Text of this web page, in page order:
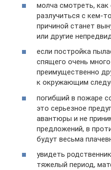
молча смотреть,
разлучиться с кем-
причиной станет
или другие
если постройка
спящего очень
преимущественно
к окружающим
погибший в пожаре
это серьезное
авантюры и не
предложений, в
будут весьма
увидеть
тяжелый период,